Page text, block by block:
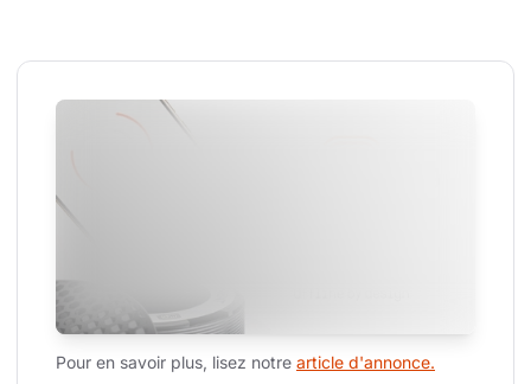
Pour en savoir plus, lisez notre article d'annonce.